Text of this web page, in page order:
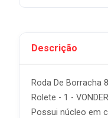
Descrição
Roda De Borracha
Rolete - 1 - VONDER
Possui núcleo em